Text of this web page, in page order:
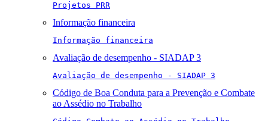
Projetos PRR
Informação financeira
Informação financeira
Avaliação de desempenho - SIADAP 3
Avaliação de desempenho - SIADAP 3
Código de Boa Conduta para a Prevenção e Combate
ao Assédio no Trabalho